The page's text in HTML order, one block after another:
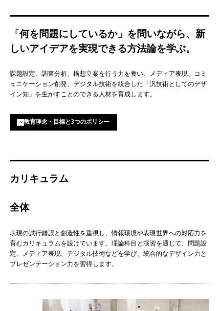
「何を問題にしているか」を問いながら、新
しいアイデアを実現できる方法論を学ぶ。
課題設定、調査分析、構想立案を行う力を養い、メディア表現、コミ
ュニケーション創発、デジタル技術を統合した「汎技術としてのデザ
イン知」を生かすことのできる人材を育成します。
教育理念・目標と3つのポリシー
カリキュラム
全体
表現の試行錯誤と創造性を重視し、情報環境や表現世界への対応力を
育むカリキュラムを設けています。理論科目と演習を通じて、問題設
定、メディア表現、デジタル技術などを学び、統合的なデザイン力と
プレゼンテーション力を習得します。